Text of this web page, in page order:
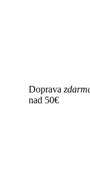
Doprava
nad 50€